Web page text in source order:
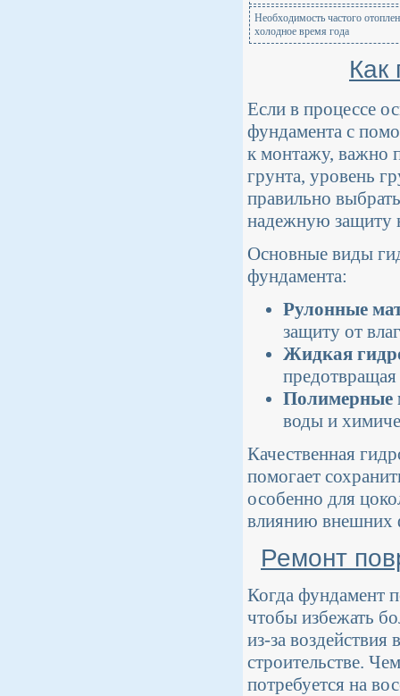
Необходимость частого
холодное время года
Как
Если в процессе
фундамента с
к монтажу, важно
грунта, уровень
правильно
надежную защиту
Основные виды
фундамента:
Рулонные
защиту от
Жидкая
Полимерные
воды и
Качественная
помогает
особенно для
влиянию внешних
Ремонт
Когда фундамент
чтобы избежать
из-за
строительстве.
потребуется на